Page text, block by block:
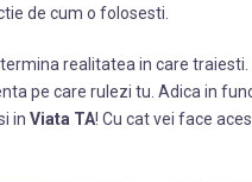
de cum o folosesti.
realitatea in care
pe care rulezi tu. Adica in
in Viata TA! Cu cat vei face